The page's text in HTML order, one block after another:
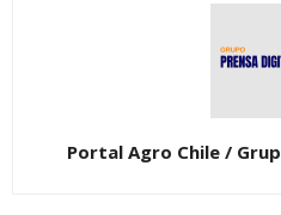
Portal Agro Chile /